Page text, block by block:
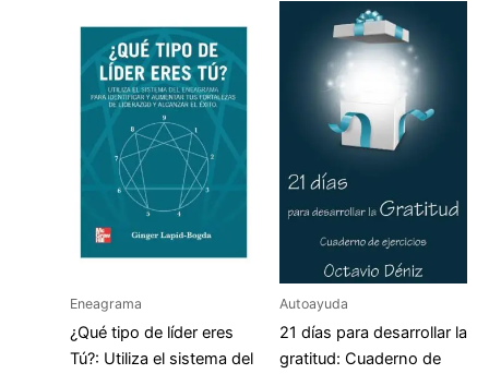
Eneagrama
¿Qué tipo de líder eres
Tú?: Utiliza el sistema del
Autoayuda
21 días para desarrollar la
gratitud: Cuaderno de